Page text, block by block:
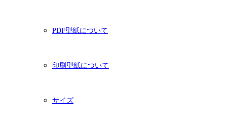
PDF型紙について
印刷型紙について
サイズ